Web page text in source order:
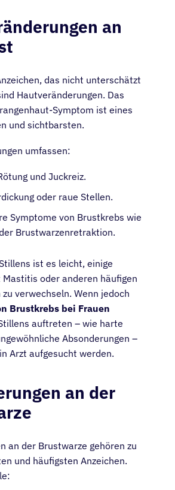
an
das nicht unterschätzt
Hautveränderungen. Das
Symptom ist eines
und sichtbarsten.
umfassen:
und Juckreiz.
oder raue Stellen.
Symptome von Brustkrebs wie
Brustwarzenretraktion.
ist es leicht, einige
Mastitis oder anderen häufigen
zu verwechseln. Wenn jedoch
Brustkrebs bei Frauen
auftreten – wie harte
Absonderungen –
Arzt aufgesucht werden.
an der
an der Brustwarze gehören zu
und häufigsten Anzeichen.